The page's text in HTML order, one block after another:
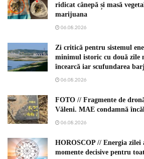
ridicat cânepă și masă
marijuana
06.08.2026
Zi critică pentru sistemul
minimul istoric cu două zile
încearcă iar scufundarea
06.08.2026
FOTO // Fragmente de
Văleni. MAE condamnă
06.08.2026
HOROSCOP // Energia zilei
momente decisive pentru